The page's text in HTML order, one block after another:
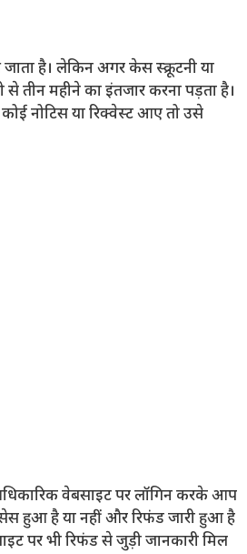
है। लेकिन अगर केस स्क्रूटनी या
तीन महीने का इंतजार करना पड़ता है।
नोटिस या रिक्वेस्ट आए तो उसे
वेबसाइट पर लॉगिन करके आप
हुआ है या नहीं और रिफंड जारी हुआ है
पर भी रिफंड से जुड़ी जानकारी मिल